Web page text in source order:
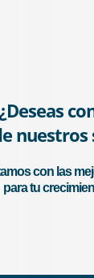
¿Deseas
nuestros
con las
para tu